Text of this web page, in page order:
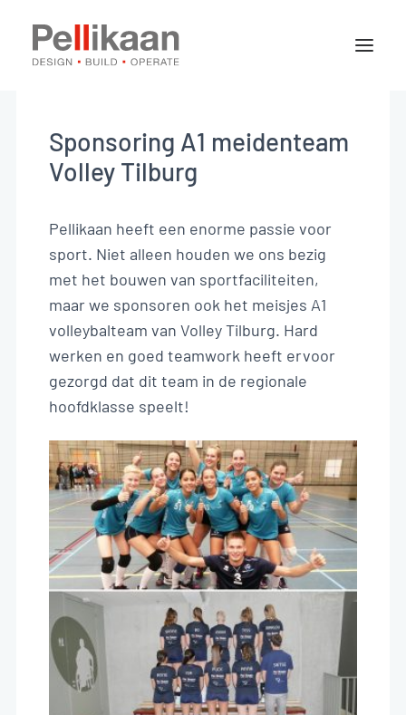
Expertises
Projecten
Contact
Vacatures
Stages
NL
Sponsoring A1 meidenteam
Volley Tilburg
Pellikaan heeft een enorme passie voor
sport. Niet alleen houden we ons bezig
met het bouwen van sportfaciliteiten,
maar we sponsoren ook het meisjes A1
volleybalteam van Volley Tilburg. Hard
werken en goed teamwork heeft ervoor
gezorgd dat dit team in de regionale
hoofdklasse speelt!